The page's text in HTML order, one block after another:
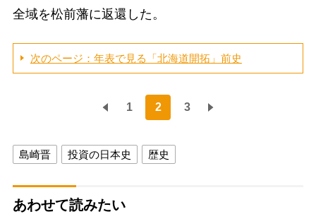
全域を松前藩に返還した。
次のページ：年表で見る「北海道開拓」前史
1 2 3
島崎晋 投資の日本史 歴史
あわせて読みたい